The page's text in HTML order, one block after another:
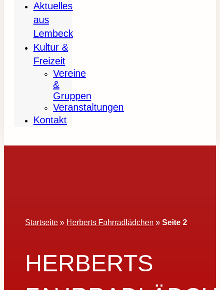
Aktuelles
aus
Lembeck
Kultur &
Freizeit
Vereine
&
Gruppen
Veranstaltungen
Kontakt
Startseite » Herberts Fahrradlädchen »Seite 2
HERBERTS